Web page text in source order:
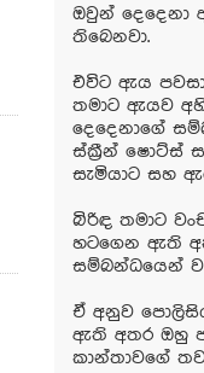
ඔවුන්
තිබෙනවා.
එවිට ඇය
තමාට ඇයව
දෙදෙනාගේ
ස්ක්‍රීන් ෂොට්ස්
සැමියාට සහ
බිරිඳ තමාට
හටගෙන ඇති
සම්බන්ධයෙන්
ඒ අනුව
ඇති අතර ඔහු
කාන්තාවගේ